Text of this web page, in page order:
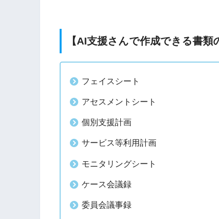
【AI支援さんで作成できる書類
フェイスシート
アセスメントシート
個別支援計画
サービス等利用計画
モニタリングシート
ケース会議録
委員会議事録